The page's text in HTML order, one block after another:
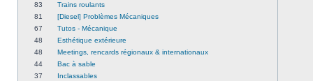
83
Trains roulants
81
[Diesel] Problèmes Mécaniques
67
Tutos - Mécanique
48
Esthétique extérieure
48
Meetings, rencards régionaux & internationaux
44
Bac à sable
37
Inclassables